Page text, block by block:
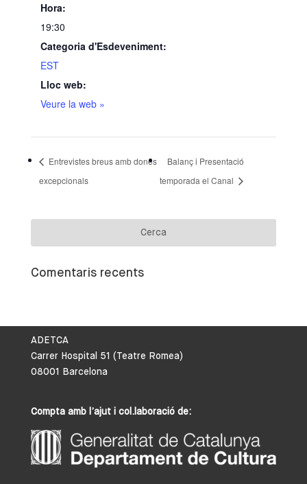
Hora:
19:30
Categoria d'Esdeveniment:
EST
Lloc web:
Veure la web »
Entrevistes breus amb dones
excepcionals
Balanç i Presentació
temporada el Canal
Comentaris recents
ADETCA
Carrer Hospital 51 (Teatre Romea)
08001 Barcelona
Compta amb l’ajut i col.laboració de: